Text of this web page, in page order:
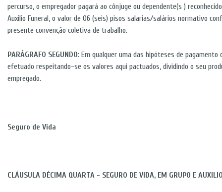
percurso, o empregador pagará ao cônjuge ou dependente(s )
Auxilio Funeral, o valor de 06 (seis) pisos salarias/salários normativo
presente convenção coletiva de trabalho.
PARÁGRAFO SEGUNDO: Em qualquer uma das hipóteses de
efetuado respeitando-se os valores aqui pactuados, dividindo o seu
empregado.
Seguro de Vida
CLÁUSULA DÉCIMA QUARTA - SEGURO DE VIDA, EM GRUPO E